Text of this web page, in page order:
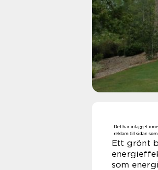
Ett grönt
som